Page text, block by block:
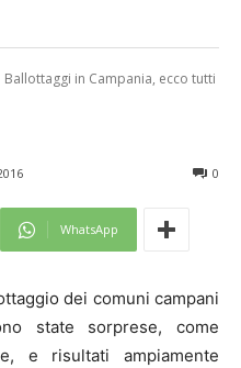
Ballottaggi in Campania, ecco tutti
0
WhatsApp
dei comuni campani
state sorprese, come
e risultati ampiamente